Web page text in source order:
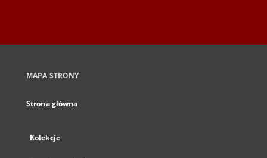
MAPA STRONY
Strona główna
Kolekcje